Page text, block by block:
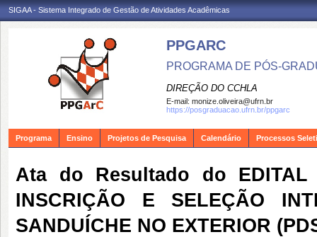
SIGAA - Sistema Integrado de Gestão de Atividades Acadêmicas
PPGARC
PROGRAMA DE PÓS-
DIREÇÃO DO CCHLA
E-mail: monize.oliveira@ufrn.br
https://posgraduacao.ufrn.br/ppgarc
Programa Ensino Projetos de Pesquisa Calendário Processos
Ata do Resultado do EDITAL
INSCRIÇÃO E SELEÇÃO
SANDUÍCHE NO EXTERIOR